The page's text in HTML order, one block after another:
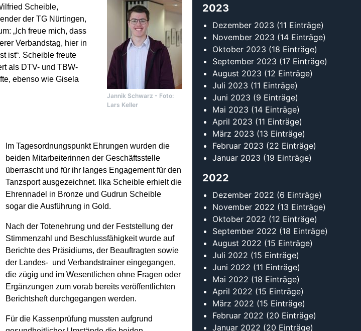
Jannik Schwarz - Foto:
Lars Keller
Scheible,
der TG Nürtingen,
„Ich freue mich, dass
Verbandstag, hier in
ist“. Scheible freute
als DTV- und TBW-
ebenso wie Gisela
Im Tagesordnungspunkt Ehrungen wurden die
beiden Mitarbeiterinnen der Geschäftsstelle
überrascht und für ihr langes Engagement für den
Tanzsport ausgezeichnet. Ilka Scheible erhielt die
Ehrennadel in Bronze und Gudrun Scheible
sogar die Ausführung in Gold.
Nach der Totenehrung und der Feststellung der
Stimmenzahl und Beschlussfähigkeit wurde auf
Berichte des Präsidiums, der Beauftragten sowie
der Landes- und Verbandstrainer eingegangen,
die zügig und im Wesentlichen ohne Fragen oder
Ergänzungen zum vorab bereits veröffentlichten
Berichtsheft durchgegangen werden.
Für die Kassenprüfung mussten aufgrund
2023
Dezember 2023 (11 Einträge)
November 2023 (14 Einträge)
Oktober 2023 (18 Einträge)
September 2023 (17 Einträge)
August 2023 (12 Einträge)
Juli 2023 (11 Einträge)
Juni 2023 (9 Einträge)
Mai 2023 (14 Einträge)
April 2023 (11 Einträge)
März 2023 (13 Einträge)
Februar 2023 (22 Einträge)
Januar 2023 (19 Einträge)
2022
Dezember 2022 (6 Einträge)
November 2022 (13 Einträge)
Oktober 2022 (12 Einträge)
September 2022 (18 Einträge)
August 2022 (15 Einträge)
Juli 2022 (15 Einträge)
Juni 2022 (11 Einträge)
Mai 2022 (18 Einträge)
April 2022 (15 Einträge)
März 2022 (15 Einträge)
Februar 2022 (20 Einträge)
Januar 2022 (20 Einträge)